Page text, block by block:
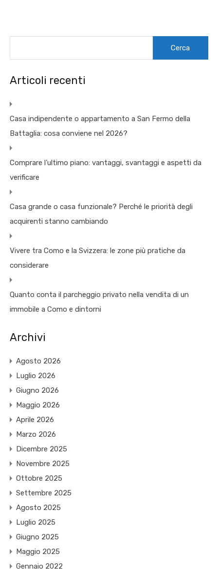
Articoli recenti
Casa indipendente o appartamento a San Fermo della
Battaglia: cosa conviene nel 2026?
Comprare l’ultimo piano: vantaggi, svantaggi e aspetti da
verificare
Casa grande o casa funzionale? Perché le priorità degli
acquirenti stanno cambiando
Vivere tra Como e la Svizzera: le zone più pratiche da
considerare
Quanto conta il parcheggio privato nella vendita di un
immobile a Como e dintorni
Archivi
Agosto 2026
Luglio 2026
Giugno 2026
Maggio 2026
Aprile 2026
Marzo 2026
Dicembre 2025
Novembre 2025
Ottobre 2025
Settembre 2025
Agosto 2025
Luglio 2025
Giugno 2025
Maggio 2025
Gennaio 2022